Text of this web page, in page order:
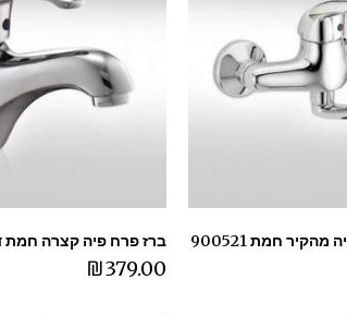
חמת 900521 ברז פרח פיה קצרה חמת
₪379.00